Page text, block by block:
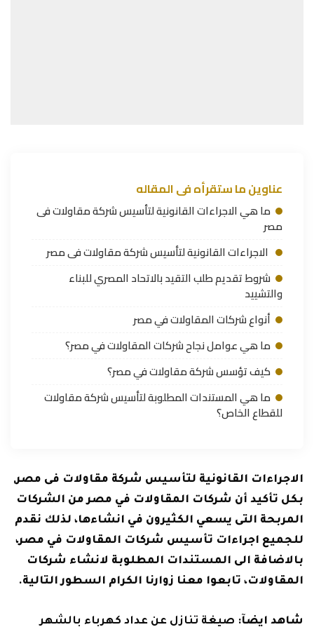
عناوين ما ستقرأه فى المقاله
ما هي الاجراءات القانونية لتأسيس شركة مقاولات فى
مصر
الاجراءات القانونية لتأسيس شركة مقاولات فى مصر
شروط تقديم طلب التقيد بالاتحاد المصري للبناء
والتشييد
أنواع شركات المقاولات في مصر
ما هي عوامل نجاح شركات المقاولات في مصر؟
كيف تؤسس شركة مقاولات في مصر؟
ما هي المستندات المطلوبة لتأسيس شركة مقاولات
للقطاع الخاص؟
الاجراءات القانونية لتأسيس شركة مقاولات فى مصر,
بكل تأكيد أن شركات المقاولات في مصر من الشركات
المربحة التى يسعي الكثيرون في انشاءها، لذلك نقدم
للجميع اجراءات تأسيس شركات المقاولات في مصر،
بالاضافة الى المستندات المطلوبة لانشاء شركات
المقاولات، تابعوا معنا زوارنا الكرام السطور التالية.
شاهد ايضآ: صيغة تنازل عن عداد كهرباء بالشهر